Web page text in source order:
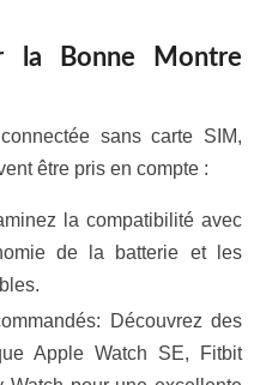
la Bonne Montre
sans carte SIM,
être pris en compte :
la compatibilité avec
de la batterie et les
Découvrez des
Apple Watch SE, Fitbit